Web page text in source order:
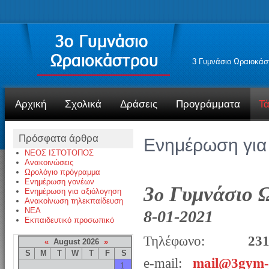
3 Γυμνάσιο
Αρχική Σχολικά Δράσεις Προγράμματα
Πρόσφατα άρθρα
ΝΕΟΣ ΙΣΤΌΤΟΠΟΣ
Ανακοινώσεις
Ωρολόγιο πρόγραμμα
Ενημέρωση γονέων
Ενημέρωση για αξιόλογηση
Ανακοίνωση τηλεκπαίδευση
NEA
Εκπαιδευτικό προσωπικό
« August 2026»
S
M T W T F
S
1
Ενημέρωση
3ο Γυμνάσιο
8-01-2021
Τηλέφωνο:
e-mail: